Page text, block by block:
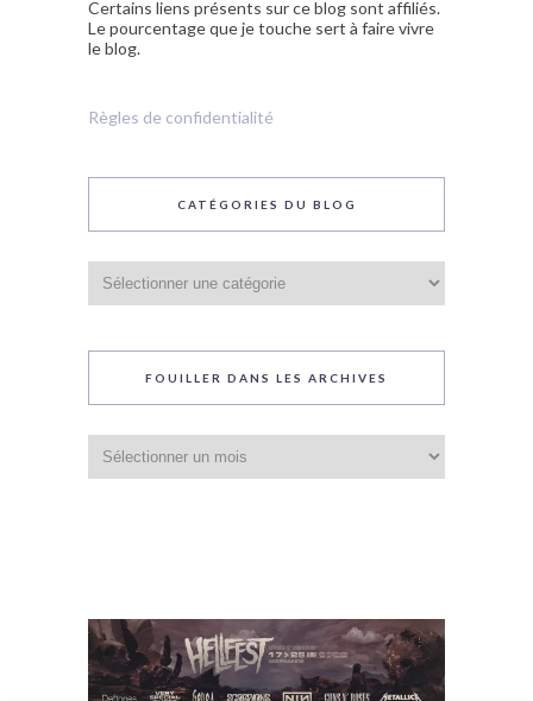
Certains liens présents sur ce blog sont affiliés.
Le pourcentage que je touche sert à faire vivre
le blog.
Règles de confidentialité
CATÉGORIES DU BLOG
du
blog
FOUILLER DANS LES ARCHIVES
dans
les